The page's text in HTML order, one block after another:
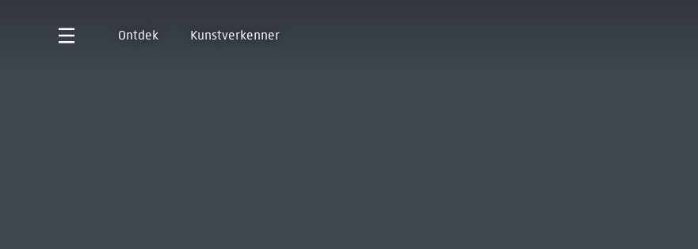
Ontdek Kunstverkenner